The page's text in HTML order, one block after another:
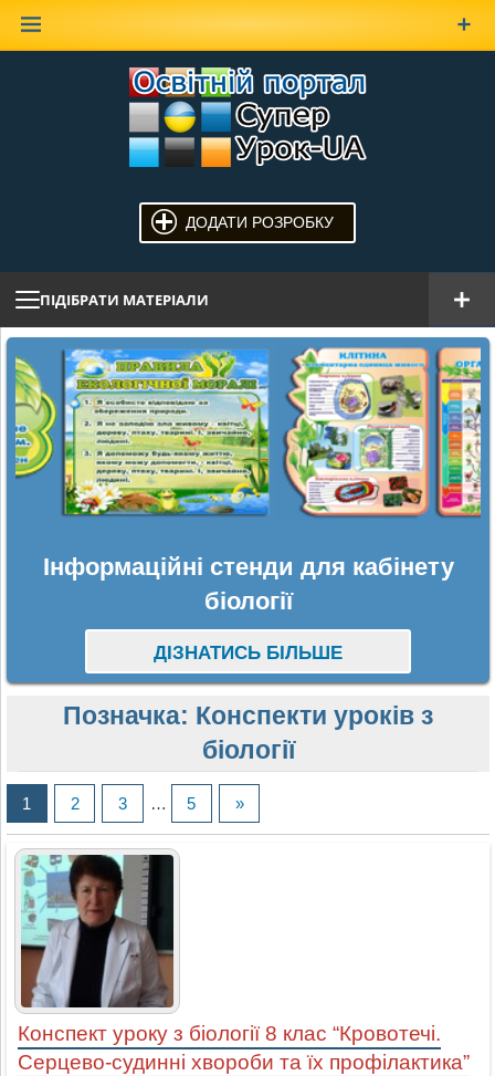
ДОДАТИ РОЗРОБКУ
ПІДІБРАТИ МАТЕРІАЛИ
Інформаційні стенди для кабінету
біології
ДІЗНАТИСЬ БІЛЬШЕ
Позначка: Конспекти уроків з
біології
1 2 3 … 5 »
Конспект уроку з біології 8 клас “Кровотечі.
Серцево-судинні хвороби та їх профілактика”